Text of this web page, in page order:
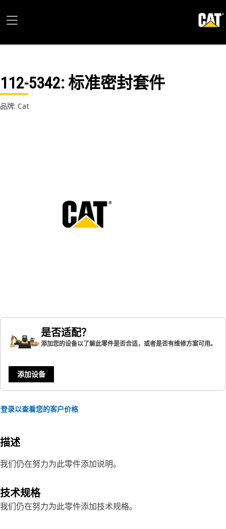
112-5342: 标准密封套件
品牌: Cat
是否适配？
添加您的设备以了解此零件是否合适，或者是否有维修方案可用。
添加设备
登录以查看您的客户价格
描述
我们仍在努力为此零件添加说明。
技术规格
我们仍在努力为此零件添加技术规格。